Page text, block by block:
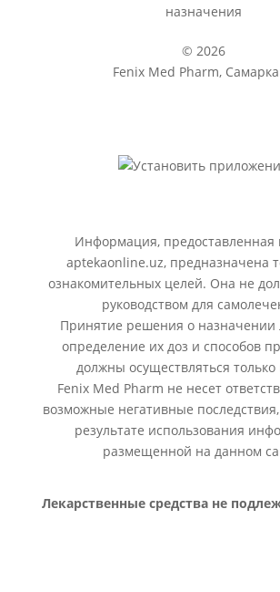
назначения
© 2026
Fenix Med Pharm,
Информация, предоставленная
aptekaonline.uz, предназначена
ознакомительных целей. Она не
руководством для
Принятие решения о назначении
определение их доз и способов
должны осуществляться
Fenix Med Pharm не несет
возможные негативные
результате использования
размещенной на данном
Лекарственные средства не